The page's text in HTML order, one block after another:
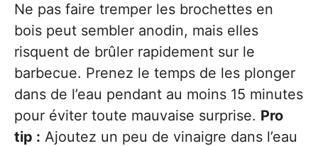
Ne pas faire tremper les brochettes en
bois peut sembler anodin, mais elles
risquent de brûler rapidement sur le
barbecue. Prenez le temps de les plonger
dans de l’eau pendant au moins 15 minutes
pour éviter toute mauvaise surprise. Pro
tip : Ajoutez un peu de vinaigre dans l’eau